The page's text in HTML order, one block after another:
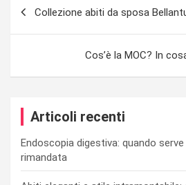
Collezione abiti da sposa
Cos’è la MOC? In
Articoli recenti
Endoscopia digestiva: quando
rimandata